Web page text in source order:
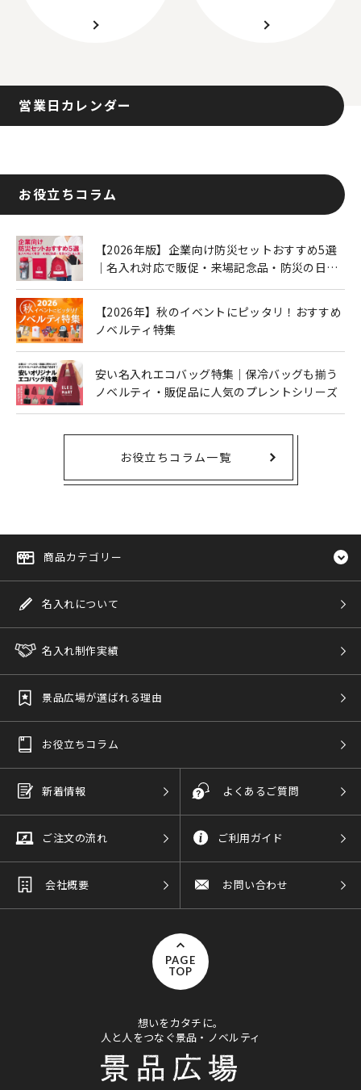
営業日カレンダー
お役立ちコラム
【2026年版】企業向け防災セットおすすめ5選
｜名入れ対応で販促・来場記念品・防災の日に
【2026年】秋のイベントにピッタリ！おすすめ
ノベルティ特集
安い名入れエコバッグ特集｜保冷バッグも揃う
ノベルティ・販促品に人気のプレントシリーズ
お役立ちコラム一覧
商品カテゴリー
名入れについて
名入れ制作実績
景品広場が選ばれる理由
お役立ちコラム
新着情報 よくあるご質問
ご注文の流れ ご利用ガイド
会社概要 お問い合わせ
PAGE
TOP
想いをカタチに。
人と人をつなぐ景品・ノベルティ